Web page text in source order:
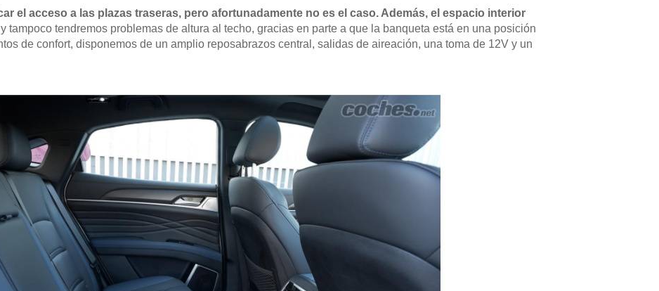
el acceso a las plazas traseras, pero afortunadamente no es el caso. Además, el espacio interior
y tampoco tendremos problemas de altura al techo, gracias en parte a que la banqueta está en una posición
de confort, disponemos de un amplio reposabrazos central, salidas de aireación, una toma de 12V y un